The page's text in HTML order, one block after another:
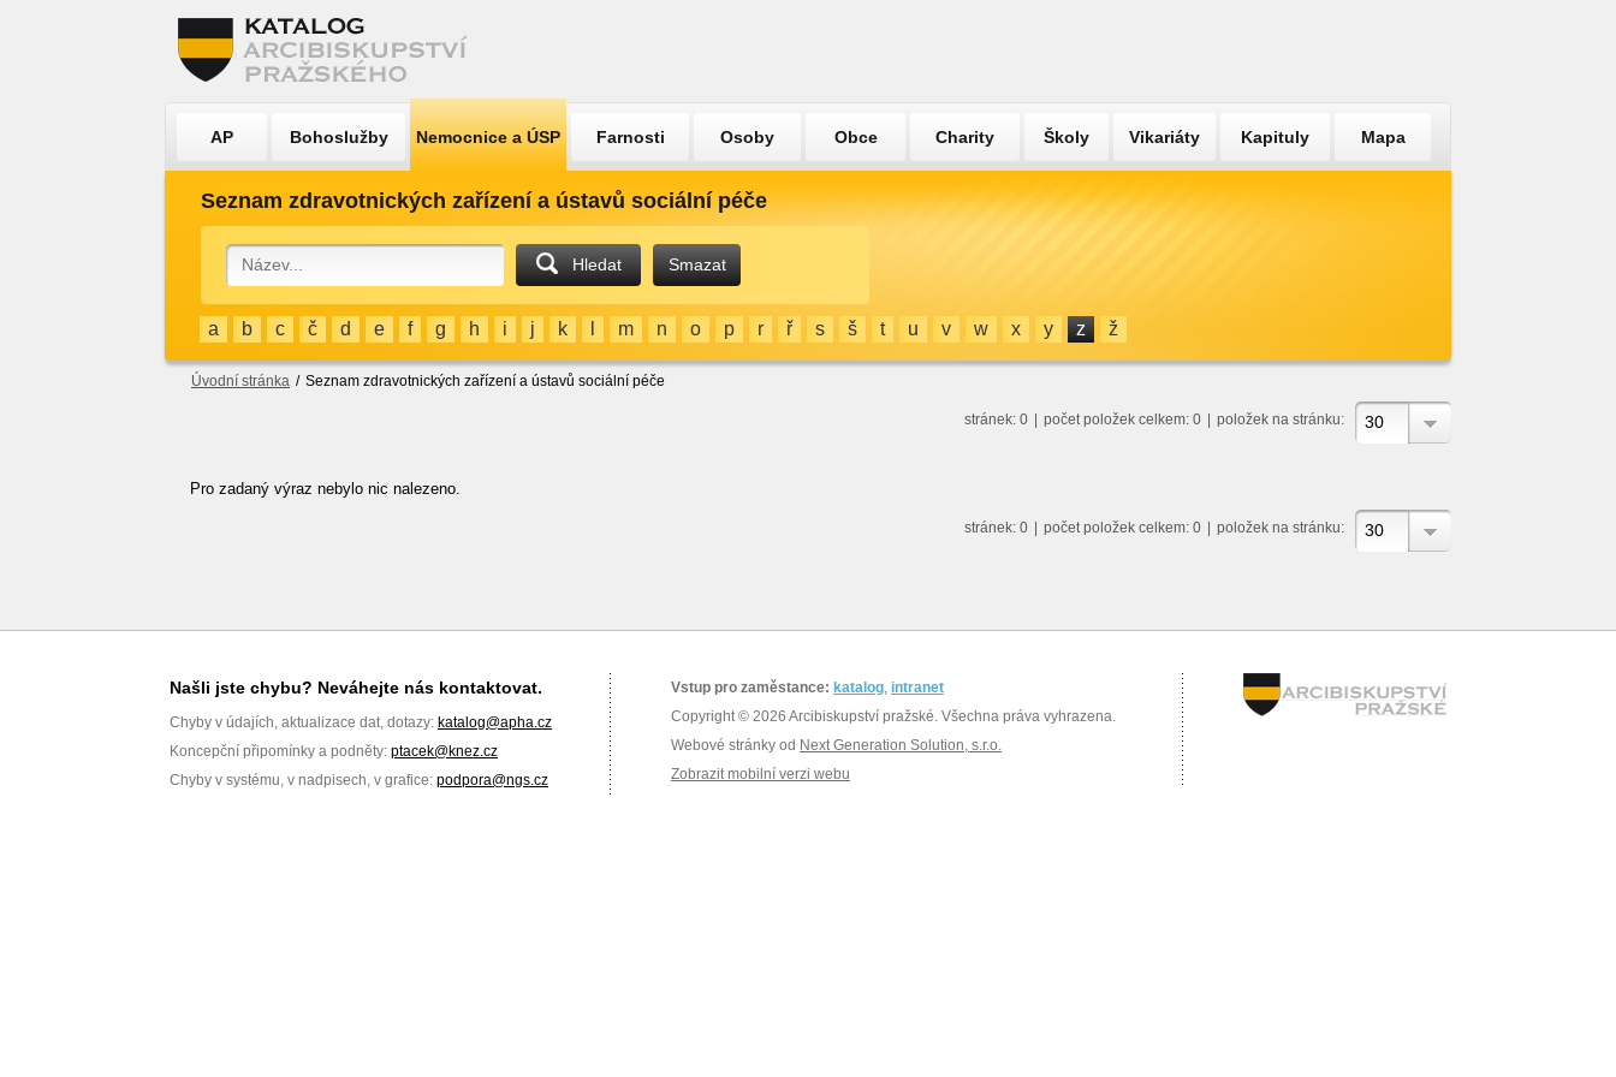
AP Bohoslužby Nemocnice a ÚSP Farnosti Osoby Obce Charity Školy Vikariáty Kapituly Mapa
Seznam zdravotnických zařízení a ústavů sociální péče
Hledat Smazat
a b c č d e f g h i j k m n o p r ř s š t u v w x y z ž
Úvodní stránka / Seznam zdravotnických zařízení a ústavů sociální péče
stránek: 0 počet položek celkem: 0 položek na stránku: 30
Pro zadaný výraz nebylo nic nalezeno.
stránek: 0 počet položek celkem: 0 položek na stránku: 30
Našli jste chybu? Neváhejte nás kontaktovat.
Chyby v údajích, aktualizace dat, dotazy: katalog@apha.cz
Koncepční připomínky a podněty: ptacek@knez.cz
Chyby v systému, v nadpisech, v grafice: podpora@ngs.cz
Vstup pro zaměstance: katalog, intranet
Copyright © 2026 Arcibiskupství pražské. Všechna práva vyhrazena.
Webové stránky od Next Generation Solution, s.r.o.
Zobrazit mobilní verzi webu